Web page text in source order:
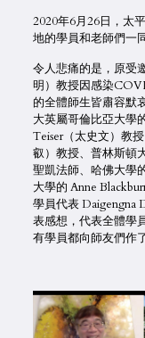
2020年6月26日，太
地的學員和老師們一
令人悲痛的是，原受
明）教授因感染
的全體師生皆肅容默
大英屬哥倫比亞大學
Teiser（太史文）教
叡）教授、普林斯頓
聖凱法師、哈佛大學
大學的 Anne
學員代表 Daigengna
表感想，代表全體學
有學員都向師友們作